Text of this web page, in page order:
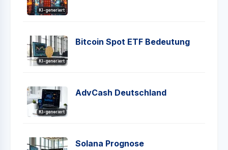
KI-generiert
KI-generiert
Bitcoin Spot ETF Bedeutung
KI-generiert
AdvCash Deutschland
Solana Prognose